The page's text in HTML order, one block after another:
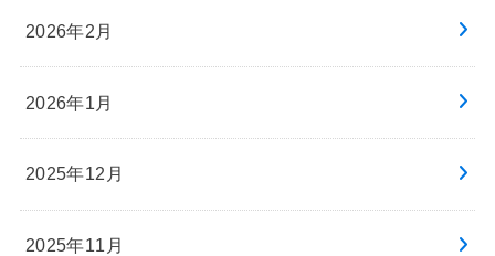
2026年2月
2026年1月
2025年12月
2025年11月